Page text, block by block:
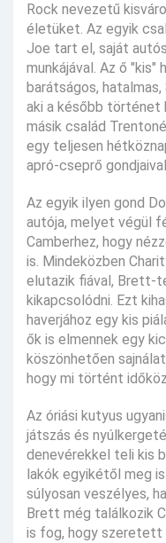
Rock nevezetű
életüket. Az egyik
Joe tart el, saját
munkájával. Az ő "kis"
barátságos,
aki a később történet
másik család
egy teljesen
apró-cseprő
Az egyik ilyen gond
autója, melyet végül
Camberhez, hogy
is. Mindeközben
elutazik fiával, Brett-
kikapcsolódni. Ezt
haverjához egy kis
ők is elmennek egy
köszönhetően
hogy mi történt
Az óriási kutyus
játszás és
denevérekkel teli kis
lakók egyikétől meg
súlyosan veszélyes,
Brett még találkozik
is fog, hogy szeretett